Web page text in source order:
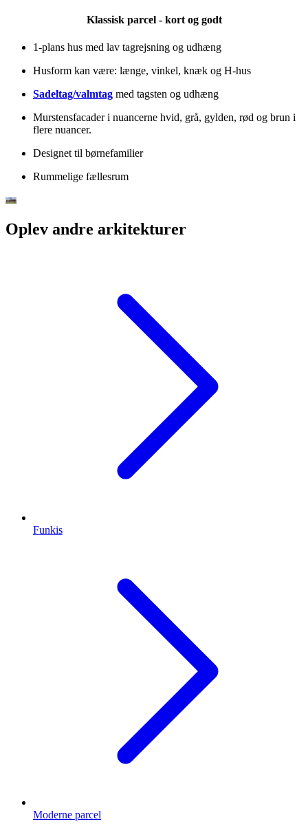
Klassisk parcel - kort og godt
1-plans hus med lav tagrejsning og udhæng
Husform kan være: længe, vinkel, knæk og H-hus
Sadeltag/valmtag med tagsten og udhæng
Murstensfacader i nuancerne hvid, grå, gylden, rød og brun i
flere nuancer.
Designet til børnefamilier
Rummelige fællesrum
Oplev andre arkitekturer
Funkis
Moderne parcel